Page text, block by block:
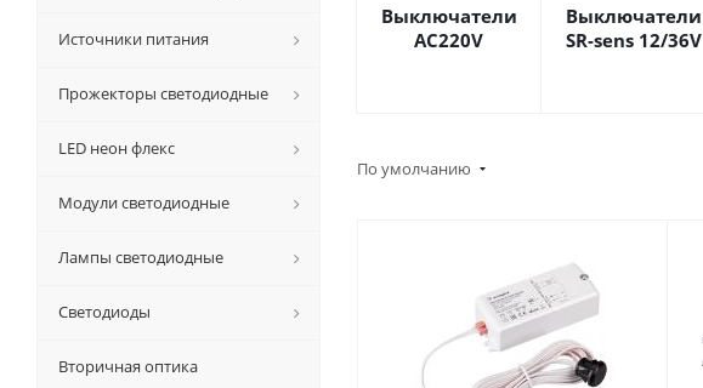
Выключатели
AC220V
Выключатели
SR-sens 12/36V
По умолчанию
Источники питания
Прожекторы светодиодные
LED неон флекс
Модули светодиодные
Лампы светодиодные
Светодиоды
Вторичная оптика